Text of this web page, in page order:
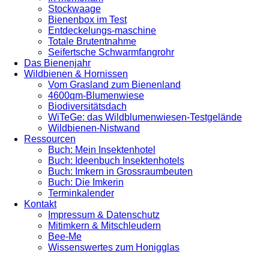
Stockwaage
Bienenbox im Test
Entdeckelungs-maschine
Totale Brutentnahme
Seifertsche Schwarmfangrohr
Das Bienenjahr
Wildbienen & Hornissen
Vom Grasland zum Bienenland
4600qm-Blumenwiese
Biodiversitätsdach
WiTeGe: das Wildblumenwiesen-Testgelände
Wildbienen-Nistwand
Ressourcen
Buch: Mein Insektenhotel
Buch: Ideenbuch Insektenhotels
Buch: Imkern in Grossraumbeuten
Buch: Die Imkerin
Terminkalender
Kontakt
Impressum & Datenschutz
Mitimkern & Mitschleudern
Bee-Me
Wissenswertes zum Honigglas